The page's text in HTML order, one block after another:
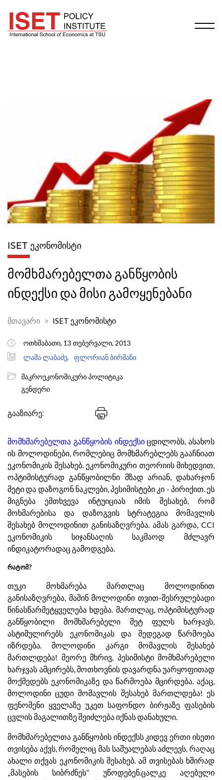
ISET ᲔᲙᲝᲜᲝᲛᲘᲡᲢᲘ
მომხმარებელთა განწყობის
ინდექსი და მისი გამოყენებანი
მთავარი ISET ეკონომისტი
ოთხშაბათი, 13 თებერვალი, 2013
ლაშა ლაბაძე,
ფლორიან ბირმანი
მაკროეკონომიკური პოლიტიკა
გენდერი
გააზიარე:
მომხმარებელთა განწყობის ინდექსიცდილობს, ასახოს
ის მოლოდინები, რომლებიც მომხმარებლებს გააჩნიათ
ეკონომიკის შესახებ. ეკონომიკური თეორიის მიხედვით,
ოპტიმისტურად განწყობილნი მზად არიან, დახარჯონ
მეტი და დაზოგონ ნაკლები, პესიმისტები კი - პირიქით. ეს
მიგნება ემთხვევა ინტუიციას იმის შესახებ, რომ
მოხმარებისა და დაზოგვის სტრატეგია მომავლის
შესახებ მოლოდინით განისაზღვრება. ამას გარდა, CCI
ეკონომიკის სიჯანსაღის საკმაოდ მძლავრ
ინდიკატორადაც გამოდგება.
რატომ?
თუკი მოხმარება მართლაც მოლოდინით
განისაზღვრება, მაშინ მოლოდინი თვით-შესრულებადი
წინასწარმეტყველება ხდება. მართლაც, ოპტიმისტურად
განწყობილი მომხმარებელი მეტ ფულს ხარჯავს,
ასტიმულირებს ეკონომიკას და შედეგად წარმოება
იზრდება. მოლოდინი კარგი მომავლის შესახებ
მართლდება! მეორე მხრივ, პესიმისტი მომხმარებელი
ხარჯვას ამცირებს, მოთხოვნის დავარდნა უარყოფითად
მოქმედებს ეკონომიკაზე და წარმოება მცირდება. აქაც,
მოლოდინი ცუდი მომავლის შესახებ მართლდება! ეს
ფენომენი ყველაზე უკეთ საფონდო ბირჟაზე ფასების
ცვლის მაგალითზე შეიძლება იქნას დანახული.
მომხმარებელთა განწყობის ინდექსს კიდევ ერთი ისეთი
თვისება აქვს, რომელიც მას საშუალებას აძლევს, რაღაც
ახალი თქვას ეკონომიკის შესახებ. ამ თვისებას ხშირად
„მასების სიბრძნეს“ უწოდებენ.ცალკე აღებული